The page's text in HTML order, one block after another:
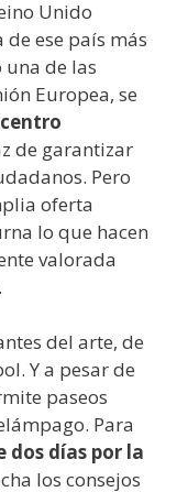
Unido
ese país más
de las
Europea, se
centro
de garantizar
Pero
oferta
lo que hacen
valorada
.
del arte, de
Y a pesar de
paseos
Para
dos días por la
los consejos